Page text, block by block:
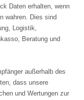
Daten erhalten, wenn
wahren. Dies sind
Logistik,
Beratung und
außerhalb des
dass unsere
und Wertungen zur